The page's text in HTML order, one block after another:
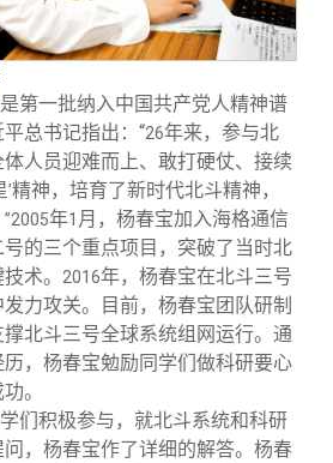
第一批纳入中国共产党人精神谱
总书记指出：“26年来，参与北
人员迎难而上、敢打硬仗、接续
’精神，培育了新时代北斗精神，
”2005年1 月，杨春宝加入海格通信
的三个重点项目，突破了当时北
术。
2016年，杨春宝在北斗三号
力攻关。目前，杨春宝团队研制
北斗三号全球系统组网运行。通
，杨春宝勉励同学们做科研要心
。
们积极参与，就北斗系统和科研
，杨春宝作了详细的解答。杨春